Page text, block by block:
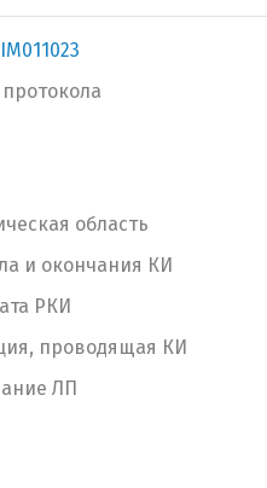
область
и окончания КИ
РКИ
проводящая КИ
ЛП